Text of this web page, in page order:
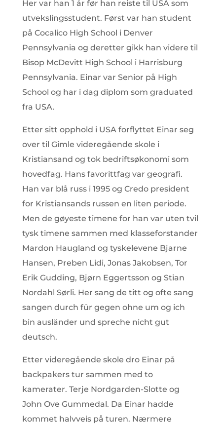
Her var han 1 år før han reiste til USA som
utvekslingsstudent. Først var han student
på Cocalico High School i Denver
Pennsylvania og deretter gikk han videre til
Bisop McDevitt High School i Harrisburg
Pennsylvania. Einar var Senior på High
School og har i dag diplom som graduated
fra USA.
Etter sitt opphold i USA forflyttet Einar seg
over til Gimle videregående skole i
Kristiansand og tok bedriftsøkonomi som
hovedfag. Hans favorittfag var geografi.
Han var blå russ i 1995 og Credo president
for Kristiansands russen en liten periode.
Men de gøyeste timene for han var uten tvil
tysk timene sammen med klasseforstander
Mardon Haugland og tyskelevene Bjarne
Hansen, Preben Lidi, Jonas Jakobsen, Tor
Erik Gudding, Bjørn Eggertsson og Stian
Nordahl Sørli. Her sang de titt og ofte sang
sangen durch für gegen ohne um og ich
bin ausländer und spreche nicht gut
deutsch.
Etter videregående skole dro Einar på
backpakers tur sammen med to
kamerater. Terje Nordgarden-Slotte og
John Ove Gummedal. Da Einar hadde
kommet halvveis på turen. Nærmere